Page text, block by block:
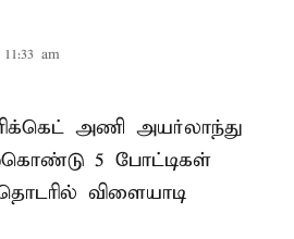
am
அணி அயர்லாந்து
5 போட்டிகள்
விளையாடி